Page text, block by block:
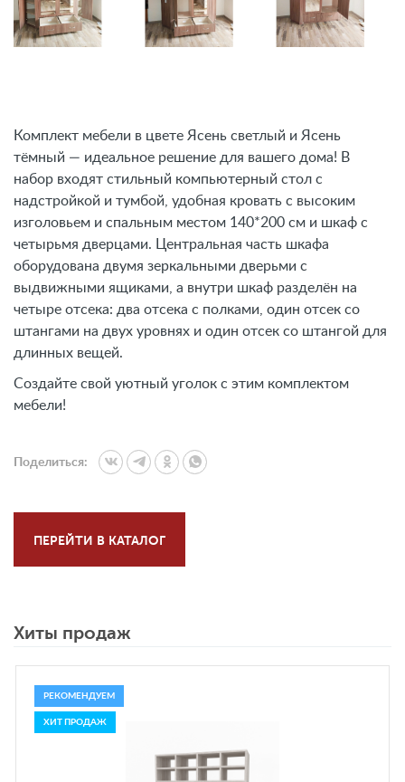
Комплект мебели в цвете Ясень светлый и Ясень
тёмный — идеальное решение для вашего дома! В
набор входят стильный компьютерный стол с
надстройкой и тумбой, удобная кровать с высоким
изголовьем и спальным местом 140*200 см и шкаф с
четырьмя дверцами. Центральная часть шкафа
оборудована двумя зеркальными дверьми с
выдвижными ящиками, а внутри шкаф разделён на
четыре отсека: два отсека с полками, один отсек со
штангами на двух уровнях и один отсек со штангой для
длинных вещей.
Создайте свой уютный уголок с этим комплектом
мебели!
Поделиться:
ПЕРЕЙТИ В КАТАЛОГ
Хиты продаж
РЕКОМЕНДУЕМ
ХИТ ПРОДАЖ